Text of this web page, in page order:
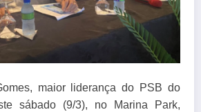
maior liderança do PSB do
sábado (9/3), no Marina Park,